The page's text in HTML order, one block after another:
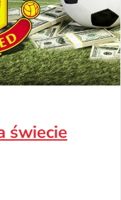
świecie